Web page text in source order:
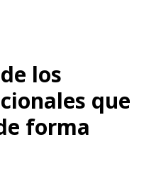
los
que
forma